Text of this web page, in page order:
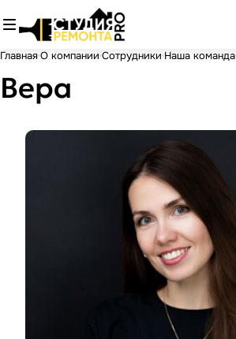
Главная О компании Сотрудники Наша команда
Вера